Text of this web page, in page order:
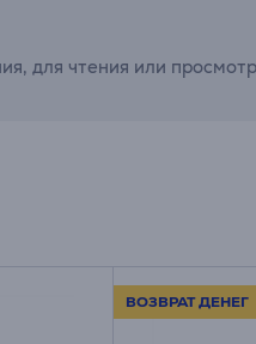
для чтения или
ВОЗВРАТ ДЕНЕГ